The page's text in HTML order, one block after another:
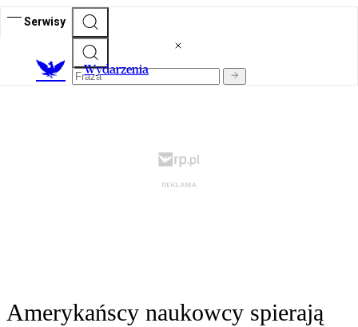
Serwisy
Wydarzenia
Amerykańscy naukowcy spierają